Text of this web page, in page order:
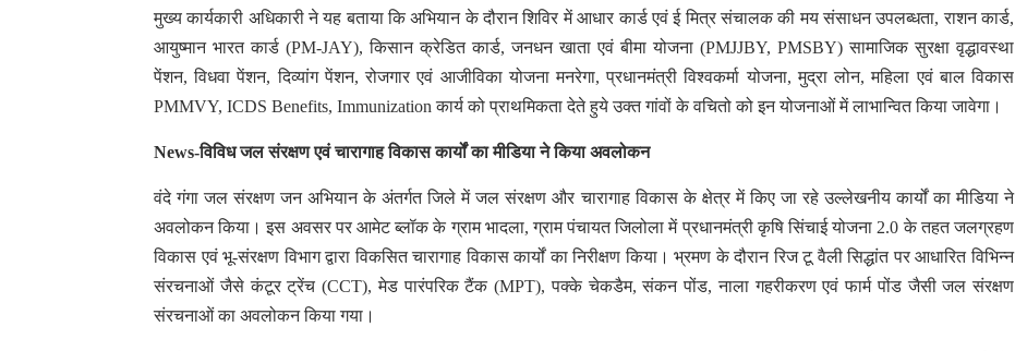
मुख्य कार्यकारी अधिकारी ने यह बताया कि अभियान के दौरान शिविर में आधार कार्ड एवं ई मित्र संचालक की मय संसाधन उपलब्धता, राशन कार्ड,
आयुष्मान भारत कार्ड (PM-JAY), किसान क्रेडित कार्ड, जनधन खाता एवं बीमा योजना (PMJJBY, PMSBY) सामाजिक सुरक्षा वृद्धावस्था
पेंशन, विधवा पेंशन, दिव्यांग पेंशन, रोजगार एवं आजीविका योजना मनरेगा, प्रधानमंत्री विश्वकर्मा योजना, मुद्रा लोन, महिला एवं बाल विकास
PMMVY, ICDS Benefits, Immunization कार्य को प्राथमिकता देते हुये उक्त गांवों के वचितो को इन योजनाओं में लाभान्वित किया जावेगा।
News-विविध जल संरक्षण एवं चारागाह विकास कार्यों का मीडिया ने किया अवलोकन
वंदे गंगा जल संरक्षण जन अभियान के अंतर्गत जिले में जल संरक्षण और चारागाह विकास के क्षेत्र में किए जा रहे उल्लेखनीय कार्यों का मीडिया ने
अवलोकन किया। इस अवसर पर आमेट ब्लॉक के ग्राम भादला, ग्राम पंचायत जिलोला में प्रधानमंत्री कृषि सिंचाई योजना 2.0 के तहत जलग्रहण
विकास एवं भू-संरक्षण विभाग द्वारा विकसित चारागाह विकास कार्यों का निरीक्षण किया। भ्रमण के दौरान रिज टू वैली सिद्धांत पर आधारित विभिन्न
संरचनाओं जैसे कंटूर ट्रेंच (CCT), मेड पारंपरिक टैंक (MPT), पक्के चेकडैम, संकन पोंड, नाला गहरीकरण एवं फार्म पोंड जैसी जल संरक्षण
संरचनाओं का अवलोकन किया गया।